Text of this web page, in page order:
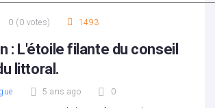
0 ( 0 votes) 1493
: L'étoile filante du conseil
littoral.
5 ans ago 0